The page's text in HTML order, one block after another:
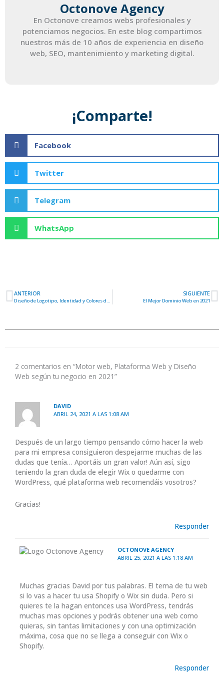
Octonove Agency
En Octonove creamos webs profesionales y
potenciamos negocios. En este blog compartimos
nuestros más de 10 años de experiencia en diseño
web, SEO, mantenimiento y marketing digital.
¡Comparte!
Facebook
Twitter
Telegram
WhatsApp
Ant
ANTERIOR
Diseño de Logotipo, Identidad y Colores de Marca en 2021
SIGUIENTE
El Mejor Dominio Web en 2021
2 comentarios en “Motor web, Plataforma Web y Diseño
Web según tu negocio en 2021”
DAVID
ABRIL 24, 2021 A LAS 1:08 AM
Después de un largo tiempo pensando cómo hacer la web
para mi empresa consiguieron despejarme muchas de las
dudas que tenía… Aportáis un gran valor! Aún así, sigo
teniendo la gran duda de elegir Wix o quedarme con
WordPress, qué plataforma web recomendáis vosotros?
Gracias!
Responder
OCTONOVE AGENCY
ABRIL 25, 2021 A LAS 1:18 AM
Muchas gracias David por tus palabras. El tema de tu web
si lo vas a hacer tu usa Shopify o Wix sin duda. Pero si
quieres te la hagan entonces usa WordPress, tendrás
muchas mas opciones y podrás obtener una web como
quieras, sin tantas limitaciones y con una optimización
máxima, cosa que no se llega a conseguir con Wix o
Shopify.
Responder